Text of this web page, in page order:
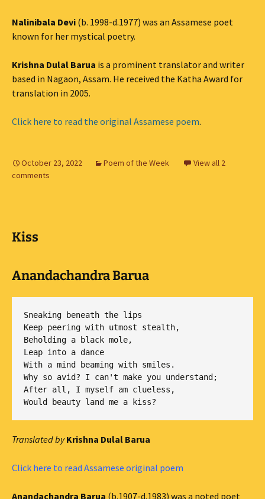
Nalinibala Devi (b. 1998-d.1977) was an Assamese poet
known for her mystical poetry.
Krishna Dulal Barua is a prominent translator and writer
based in Nagaon, Assam. He received the Katha Award for
translation in 2005.
Click here to read the original Assamese poem.
October 23, 2022 Poem of the Week
View all 2
comments
Kiss
Anandachandra Barua
Sneaking beneath the lips
Keep peering with utmost stealth,
Beholding a black mole,
Leap into a dance
With a mind beaming with smiles.
Why so avid? I can't make you understand;
After all, I myself am clueless,
Translated by Krishna Dulal Barua
Click here to read Assamese original poem
Anandachandra Barua (b.1907-d.1983) was a noted poet